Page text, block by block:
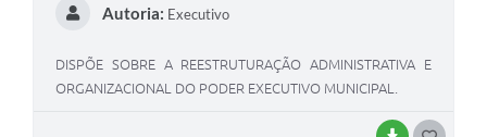
Autoria: Executivo
DISPÕE SOBRE A REESTRUTURAÇÃO ADMINISTRATIVA E
ORGANIZACIONAL DO PODER EXECUTIVO MUNICIPAL.